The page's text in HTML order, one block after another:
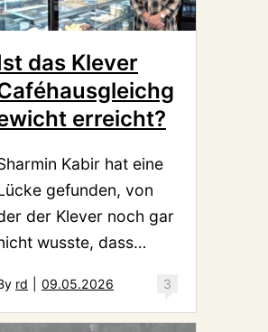
das Klever
erreicht?
Kabir hat eine
gefunden, von
der Klever noch gar
wusste, dass…
3
rd 09.05.2026